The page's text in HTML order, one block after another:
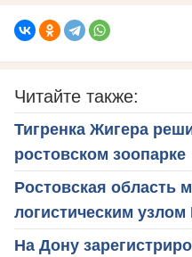
Читайте также:
Тигренка Жигера
ростовском зоопарке
Ростовская область
логистическим
На Дону